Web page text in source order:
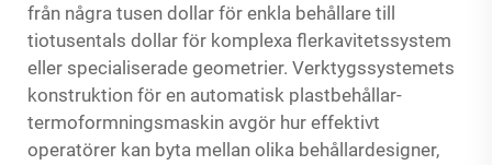
från några tusen dollar för enkla behållare till
tiotusentals dollar för komplexa flerkavitetssystem
eller specialiserade geometrier. Verktygssystemets
konstruktion för en automatisk plastbehållar-
termoformningsmaskin avgör hur effektivt
operatörer kan byta mellan olika behållardesigner,